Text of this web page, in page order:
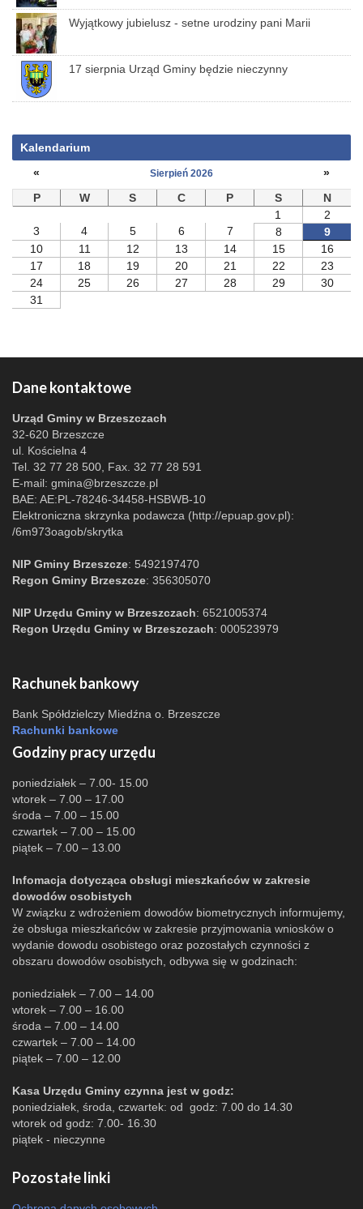
Wyjątkowy jubielusz - setne urodziny pani Marii
17 sierpnia Urząd Gminy będzie nieczynny
Kalendarium
«
Sierpień 2026
»
P
W S C P S
N
1
2
3
4 5 6 7 8
9
10
11 12 13 14 15
16
17
18 19 20 21 22
23
24
25 26 27 28 29
30
31
Dane kontaktowe
Urząd Gminy w Brzeszczach
32-620 Brzeszcze
ul. Kościelna 4
Tel. 32 77 28 500, Fax. 32 77 28 591
E-mail: gmina@brzeszcze.pl
BAE: AE:PL-78246-34458-HSBWB-10
Elektroniczna skrzynka podawcza (http://epuap.gov.pl):
/6m973oagob/skrytka
NIP Gminy Brzeszcze: 5492197470
Regon Gminy Brzeszcze: 356305070
NIP Urzędu Gminy w Brzeszczach: 6521005374
Regon Urzędu Gminy w Brzeszczach: 000523979
Rachunek bankowy
Bank Spółdzielczy Miedźna o. Brzeszcze
Rachunki bankowe
Godziny pracy urzędu
poniedziałek – 7.00- 15.00
wtorek – 7.00 – 17.00
środa – 7.00 – 15.00
czwartek – 7.00 – 15.00
piątek – 7.00 – 13.00
Infomacja dotycząca obsługi mieszkańców w zakresie
dowodów osobistych
W związku z wdrożeniem dowodów biometrycznych informujemy,
że obsługa mieszkańców w zakresie przyjmowania wniosków o
wydanie dowodu osobistego oraz pozostałych czynności z
obszaru dowodów osobistych, odbywa się w godzinach:
poniedziałek – 7.00 – 14.00
wtorek – 7.00 – 16.00
środa – 7.00 – 14.00
czwartek – 7.00 – 14.00
piątek – 7.00 – 12.00
Kasa Urzędu Gminy czynna jest w godz:
poniedziałek, środa, czwartek: od godz: 7.00 do 14.30
wtorek od godz: 7.00- 16.30
piątek - nieczynne
Pozostałe linki